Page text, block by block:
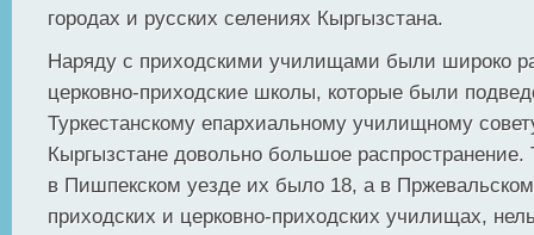
городах и русских селениях Кыргызстана.
Наряду с приходскими училищами были широко
церковно-приходские школы, которые были
Туркестанскому епархиальному училищному
Кыргызстане довольно большое распространение.
в Пишпекском уезде их было 18, а в
приходских и церковно-приходских училищах,